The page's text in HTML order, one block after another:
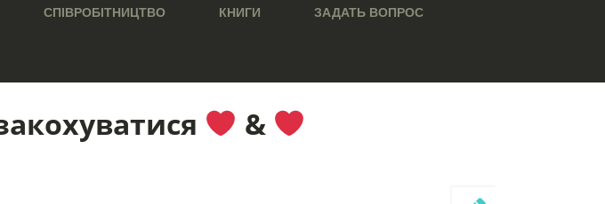
СПІВРОБІТНИЦТВО КНИГИ ЗАДАТЬ ВОПРОС
&